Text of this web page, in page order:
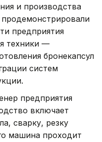
и производства
предприятия
техники —
бронекапсул
систем
предприятия
включает
сварку, резку
машина проходит